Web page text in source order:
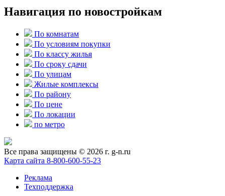
Навигация по новостройкам
По комнатам
По условиям покупки
По классу жилья
По сроку сдачи
По улицам
Жилые комплексы
По району
По цене
По локации
по метро
Все права защищены © 2026 г. g-n.ru
Карта сайта 8-800-600-55-23
Реклама
Техподдержка